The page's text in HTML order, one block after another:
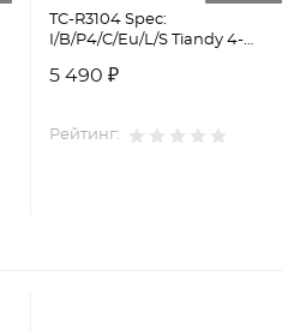
TC-R3104 Spec:
I/B/P4/C/Eu/L/S Tiandy 4-
видеорегистратор
5 490 ₽
Рейтинг: